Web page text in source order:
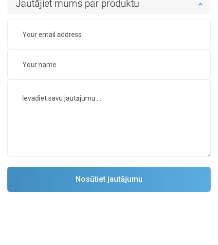
Jautājiet mums par produktu